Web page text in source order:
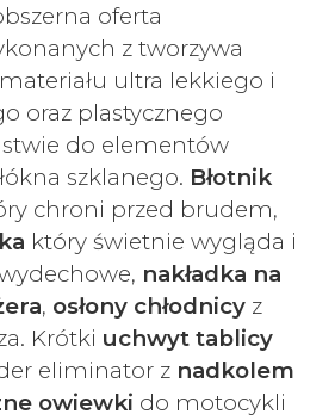
oferta
z tworzywa
ultra lekkiego i
oraz plastycznego
do elementów
szklanego. Błotnik
chroni przed brudem,
który świetnie wygląda i
nakładka na
, osłony chłodnicy z
Krótki uchwyt tablicy
eliminator z nadkolem
owiewki do motocykli